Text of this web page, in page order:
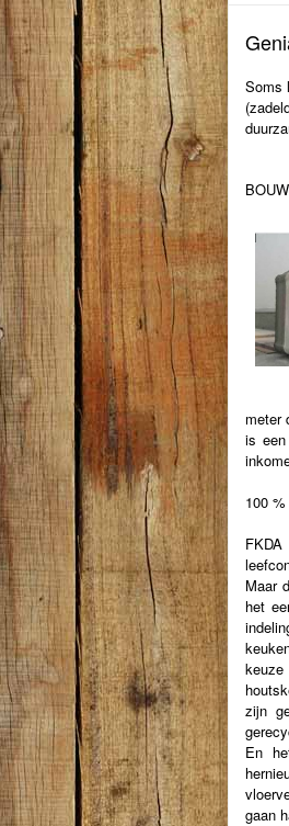
Soms
meter
is
100
Maar
het
zijn
En h
gaan